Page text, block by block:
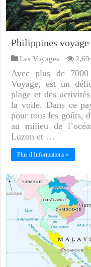
Philippines voyage
Les Voyages
Avec plus de
Voyage, est un
plage et des
la voile. Dans ce
pour tous les goûts,
au milieu de
Luzon et …
Plus d Informations »